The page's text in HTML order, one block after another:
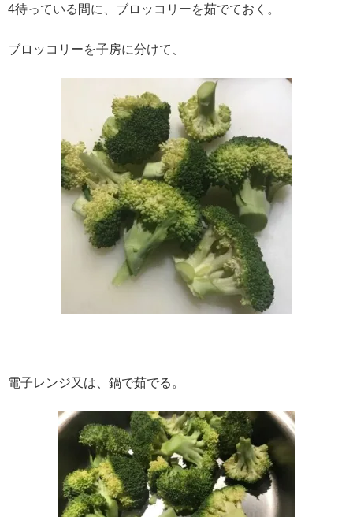
4待っている間に、ブロッコリーを茹でておく。
ブロッコリーを子房に分けて、
電子レンジ又は、鍋で茹でる。